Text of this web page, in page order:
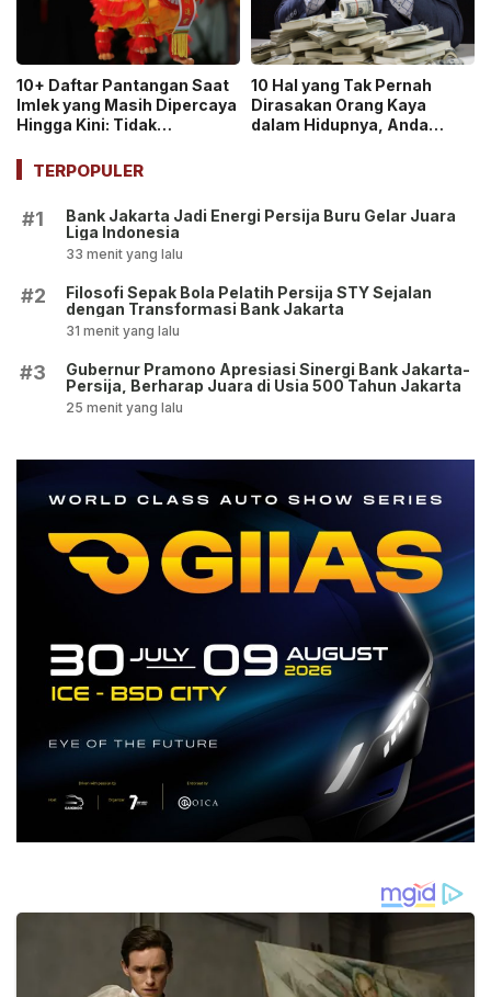
10+ Daftar Pantangan Saat
Imlek yang Masih Dipercaya
Hingga Kini: Tidak
10 Hal yang Tak Pernah
Dirasakan Orang Kaya
dalam Hidupnya, Anda
TERPOPULER
#1
Bank Jakarta Jadi Energi Persija Buru Gelar Juara
Liga Indonesia
33 menit yang lalu
#2
Filosofi Sepak Bola Pelatih Persija STY Sejalan
dengan Transformasi Bank Jakarta
31 menit yang lalu
#3
Gubernur Pramono Apresiasi Sinergi Bank Jakarta-
Persija, Berharap Juara di Usia 500 Tahun Jakarta
25 menit yang lalu